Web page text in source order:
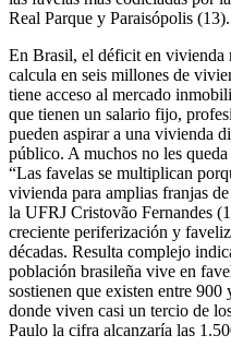
Real Parque y Paraisópolis (13).
En Brasil, el déficit en vivienda
calcula en seis millones de
tiene acceso al mercado
que tienen un salario fijo,
pueden aspirar a una vivienda
público. A muchos no les
“Las favelas se multiplican
vivienda para amplias franjas
la UFRJ Cristovão Fernandes
creciente periferización y
décadas. Resulta complejo
población brasileña vive en
sostienen que existen entre
donde viven casi un tercio de
Paulo la cifra alcanzaría las